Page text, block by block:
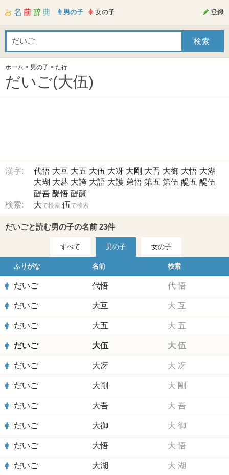
男の子 女の子 登録
ホーム > 男の子 > た行
だいご(大伍)
漢字: 代悟 大互 大五 大伍 大冴 大剛 大吾 大御 大悟 大湖
大瑚 大碁 大誇 大語 大護 弟悟 第五 第伍 醍五 醍伍
醍吾 醍悟 醍醐
検索:
大で検索 伍で検索
だいごと読む男の子の名前 23件
すべて 男の子 女の子
ふりがな 名前 検索
だいご 代悟 代 悟
だいご 大互 大 互
だいご 大五 大 五
だいご 大伍 大 伍
だいご 大冴 大 冴
だいご 大剛 大 剛
だいご 大吾 大 吾
だいご 大御 大 御
だいご 大悟 大 悟
だいご 大湖 大 湖